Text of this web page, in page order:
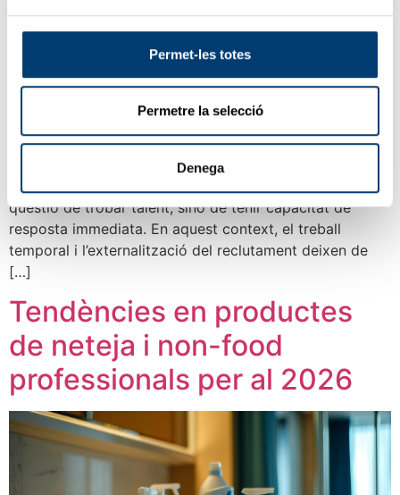
Permet-les totes
Permetre la selecció
Denega
El mercat laboral està canviant més ràpid del que
moltes empreses poden assumir internament. Més
rotació, més imprevistos, més especialització i menys
qüestió de trobar talent, sinó de tenir capacitat de
resposta immediata. En aquest context, el treball
temporal i l’externalització del reclutament deixen de
[…]
Tendències en productes
de neteja i non-food
professionals per al 2026